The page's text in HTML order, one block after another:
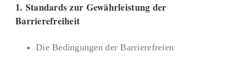
1. Standards zur Gewährleistung der
Barrierefreiheit
Die Bedingungen der Barrierefreien